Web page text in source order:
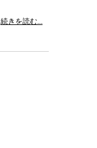
続きを読む...